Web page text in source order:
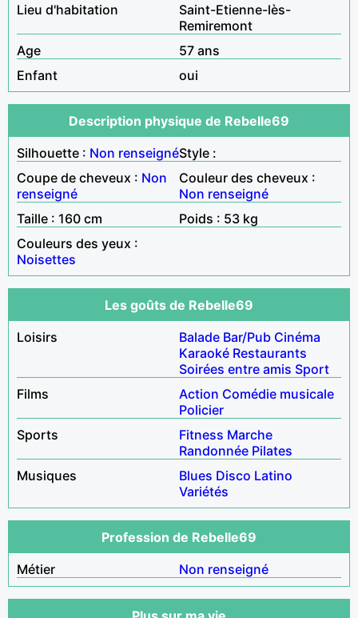
Lieu d'habitation
Saint-Etienne-lès-
Remiremont
Age
57 ans
Enfant
oui
Description physique de Rebelle69
Silhouette : Non renseignéStyle :
Coupe de cheveux : Non
renseigné
Couleur des cheveux :
Non renseigné
Taille : 160 cm
Poids : 53 kg
Couleurs des yeux :
Noisettes
Les goûts de Rebelle69
Loisirs
Balade Bar/Pub Cinéma
Karaoké Restaurants
Soirées entre amis Sport
Films
Action Comédie musicale
Policier
Sports
Fitness Marche
Randonnée Pilates
Musiques
Blues Disco Latino
Variétés
Profession de Rebelle69
Métier
Non renseigné